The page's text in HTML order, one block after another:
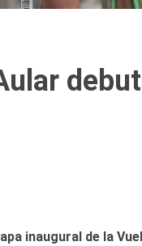
inaugural de la